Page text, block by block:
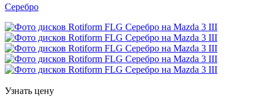
Серебро
Узнать цену